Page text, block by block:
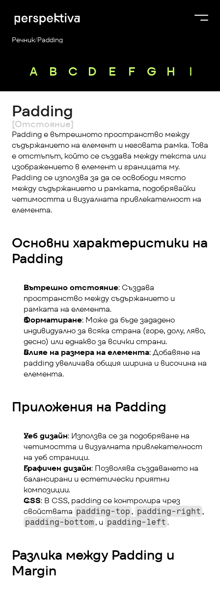
Продукти
За нас
Perspektiva Plus
Речник/Padding
A B C D E F G H I
Padding
[Отстояние]
Padding е вътрешното пространство между
съдържанието на елемент и неговата рамка. Това
е отстъпът, който се създава между текста или
изображението в елемент и границата му.
Padding се използва за да се освободи място
между съдържанието и рамката, подобрявайки
четимостта и визуалната привлекателност на
елемента.
Основни характеристики на
Padding
Вътрешно отстояние: Създава
пространство между съдържанието и
рамката на елемента.
Форматиране: Може да бъде зададено
индивидуално за всяка страна (горе, долу, ляво,
десно) или еднакво за всички страни.
Влияе на размера на елемента: Добавяне на
padding увеличава общия ширина и височина на
елемента.
Приложения на Padding
Уеб дизайн: Използва се за подобряване на
четимостта и визуалната привлекателност
на уеб страници.
Графичен дизайн: Позволява създаването на
балансирани и естетически приятни
композиции.
CSS: В CSS, padding се контролира чрез
свойствата padding-top , padding-right ,
padding-bottom, и padding-left .
Разлика между Padding и
Margin